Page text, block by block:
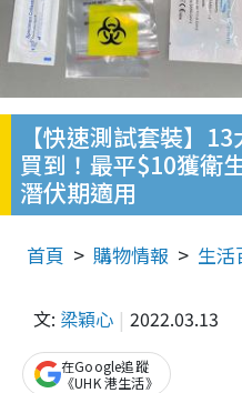
【快速測試套裝】
買到！最平$10獲衛
潛伏期適用
首頁 購物情報 生活
文: 梁穎心 2022.03.13
在Google追蹤
《UHK 港生活》